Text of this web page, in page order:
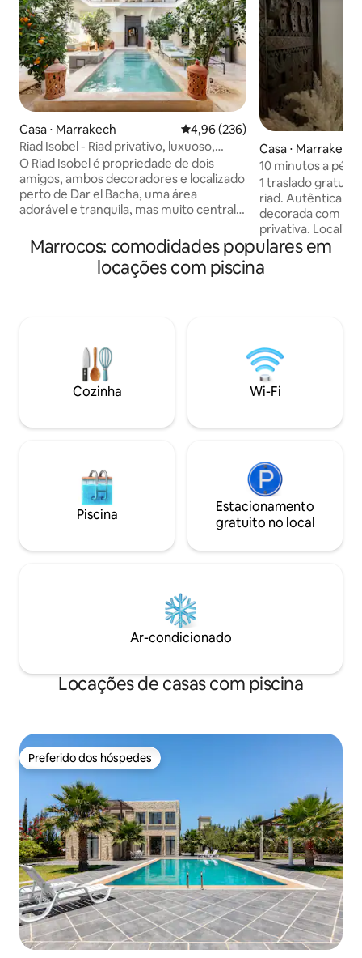
Casa ⋅ Marrakech 4,96 de uma avaliação média de
4,96 (236)
Riad Isobel - Riad privativo, luxuoso,
acomoda 8 pessoas, piscina
O Riad Isobel é propriedade de dois
amigos, ambos decoradores e localizado
perto de Dar el Bacha, uma área
adorável e tranquila, mas muito central e
renovado para os mais altos padrões e
projetado para parecer seu próprio hotel
boutique privado, sem detalhes
Recentemente nomeado nos 42
melhores AirBnbs com piscinas da
Condé Nast Traveller. Serviço de
concierge fornecido.
Casa ⋅ Marrakech
10 minutos a pé
privativa
1 traslado
riad. Autêntica residência árabe
decorada com
privativa.
Marraquexe,
minutos da
el-Fnaa 2 quartos
cozinha
estar e 1 sala de
limpeza diária e
Marrocos: comodidades populares em
locações com piscina
Cozinha Wi-Fi
Piscina
Estacionamento
gratuito no local
Ar-condicionado
Locações de casas com piscina
Preferido dos hóspedes
Preferido dos hóspedes